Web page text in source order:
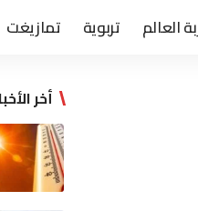
العالم تربوية تمازيغت
أخر